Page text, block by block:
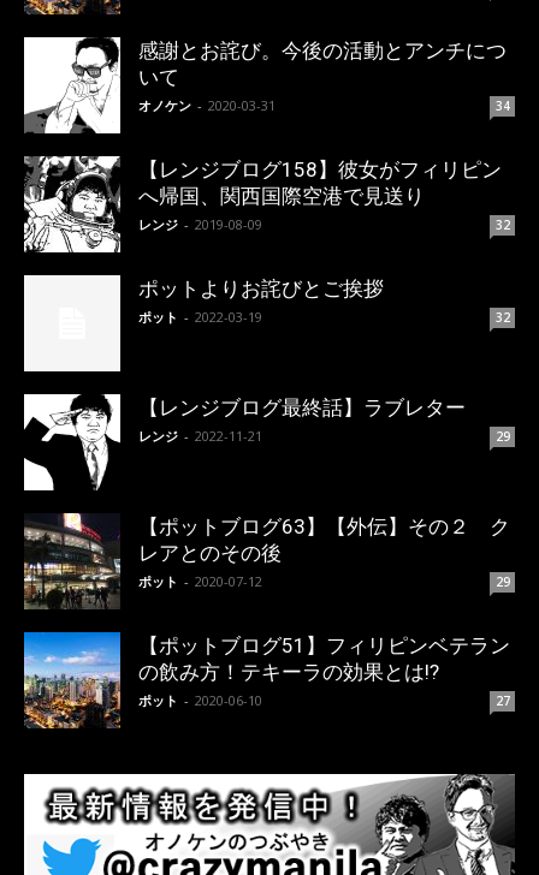
感謝とお詫び。今後の活動とアンチにつ
いて
オノケン - 2020-03-31 34
【レンジブログ158】彼女がフィリピン
へ帰国、関西国際空港で見送り
レンジ - 2019-08-09 32
ポットよりお詫びとご挨拶
ポット - 2022-03-19 32
【レンジブログ最終話】ラブレター
レンジ - 2022-11-21 29
【ポットブログ63】【外伝】その２ ク
レアとのその後
ポット - 2020-07-12 29
【ポットブログ51】フィリピンベテラン
の飲み方！テキーラの効果とは!?
ポット - 2020-06-10 27